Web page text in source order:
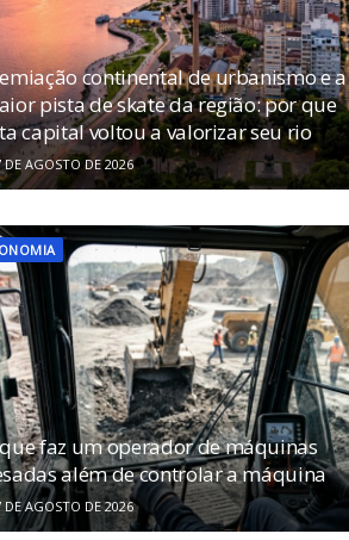
continental de urbanismo e a
pista de skate da região: por que
capital voltou a valorizar seu rio
AGOSTO DE 2026
faz um operador de máquinas
além de controlar a máquina
AGOSTO DE 2026